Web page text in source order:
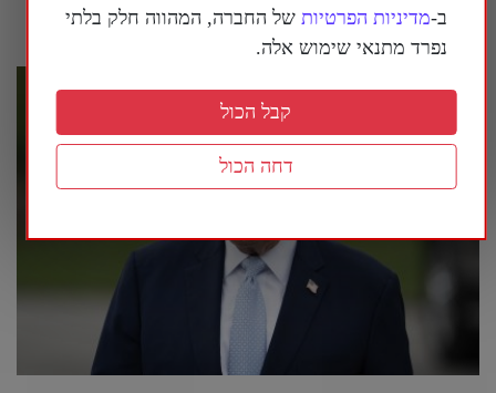
ב-מדיניות הפרטיות של החברה, המהווה חלק בלתי
נפרד מתנאי שימוש אלה.
דחה הכול
קבל הכול